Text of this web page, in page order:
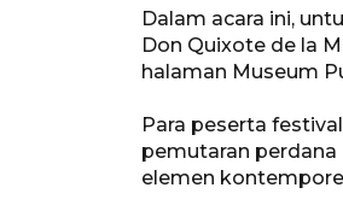
Dalam acara ini,
Don Quixote de la
halaman Museum
Para peserta
pemutaran perdana
elemen